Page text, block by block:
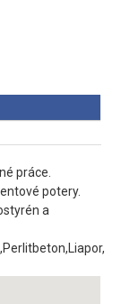
práce.
potery.
a